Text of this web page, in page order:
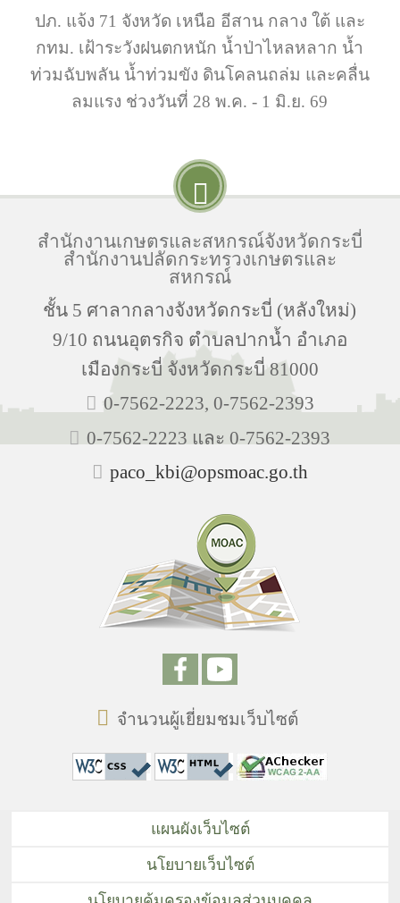
ปภ. แจ้ง 71 จังหวัด เหนือ อีสาน กลาง ใต้ และ
กทม. เฝ้าระวังฝนตกหนัก น้ำป่าไหลหลาก น้ำ
ท่วมฉับพลัน น้ำท่วมขัง ดินโคลนถล่ม และคลื่น
ลมแรง ช่วงวันที่ 28 พ.ค. - 1 มิ.ย. 69
สำนักงานเกษตรและสหกรณ์จังหวัดกระบี่
สำนักงานปลัดกระทรวงเกษตรและ
สหกรณ์
ชั้น 5 ศาลากลางจังหวัดกระบี่ (หลังใหม่)
9/10 ถนนอุตรกิจ ตำบลปากน้ำ อำเภอ
เมืองกระบี่ จังหวัดกระบี่ 81000
0-7562-2223, 0-7562-2393
0-7562-2223 และ 0-7562-2393
paco_kbi@opsmoac.go.th
จำนวนผู้เยี่ยมชมเว็บไซต์
แผนผังเว็บไซต์
นโยบายเว็บไซต์